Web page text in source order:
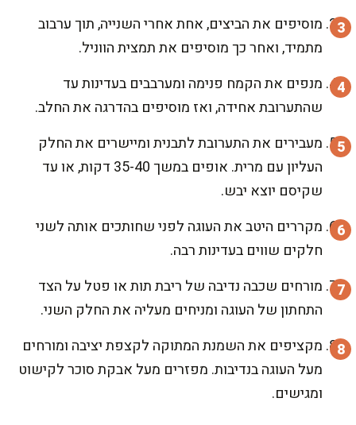
מוסיפים את הביצים, אחת אחרי השנייה, תוך ערבוב
מתמיד, ואחר כך מוסיפים את תמצית הווניל.
מנפים את הקמח פנימה ומערבבים בעדינות עד
שהתערובת אחידה, ואז מוסיפים בהדרגה את החלב.
מעבירים את התערובת לתבנית ומיישרים את החלק
העליון עם מרית. אופים במשך 35-40 דקות, או עד
שקיסם יוצא יבש.
מקררים היטב את העוגה לפני שחותכים אותה לשני
חלקים שווים בעדינות רבה.
מורחים שכבה נדיבה של ריבת תות או פטל על הצד
התחתון של העוגה ומניחים מעליה את החלק השני.
מקציפים את השמנת המתוקה לקצפת יציבה ומורחים
מעל העוגה בנדיבות. מפזרים מעל אבקת סוכר לקישוט
ומגישים.